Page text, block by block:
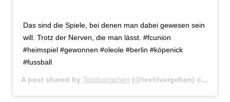
Das sind die Spiele, bei denen man dabei gewesen sein
will. Trotz der Nerven, die man lässt. #fcunion
#heimspiel #gewonnen #oleole #berlin #köpenick
#fussball
A post shared by Textilvergehen (@textilvergehen) on Aug